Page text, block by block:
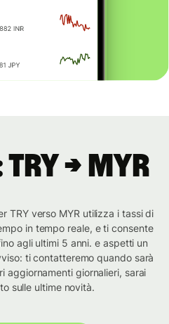
→ MYR
TRY verso MYR utilizza i tassi di
in tempo reale, e ti consente
agli ultimi 5 anni. e aspetti un
ti contatteremo quando sarà
aggiornamenti giornalieri, sarai
sulle ultime novità.